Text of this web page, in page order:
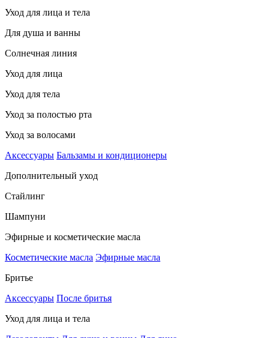
Уход для лица и тела
Для душа и ванны
Солнечная линия
Уход для лица
Уход для тела
Уход за полостью рта
Уход за волосами
Аксессуары Бальзамы и кондиционеры
Дополнительный уход
Стайлинг
Шампуни
Эфирные и косметические масла
Косметические масла Эфирные масла
Бритье
Аксессуары После бритья
Уход для лица и тела